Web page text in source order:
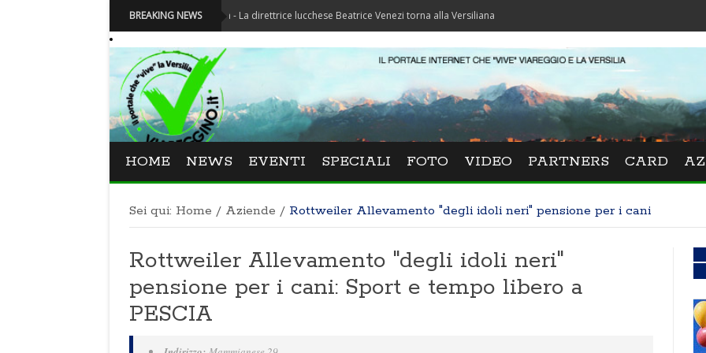
BREAKING NEWS
Festival La Versiliana - La direttrice lucchese Beatrice Venezi torna alla Versiliana
HOME NEWS EVENTI SPECIALI FOTO VIDEO PARTNERS CARD
Sei qui: Home / Aziende / Rottweiler Allevamento "degli idoli neri" pensione per i cani
Rottweiler Allevamento "degli idoli neri"
pensione per i cani: Sport e tempo libero a
PESCIA